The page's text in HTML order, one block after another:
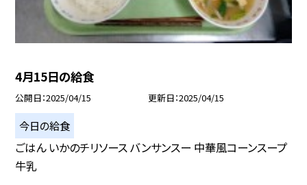
4月15日の給食
公開日 2025/04/15 更新日 2025/04/15
今日の給食
ごはん いかのチリソース バンサンスー 中華風コーンスープ
牛乳